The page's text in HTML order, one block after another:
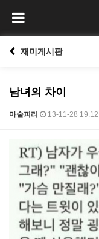
재미게시판
남녀의 차이
마술피리 13-11-28 19:12